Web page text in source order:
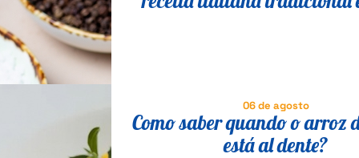
06 de agosto
Como saber quando o arroz
está al dente?